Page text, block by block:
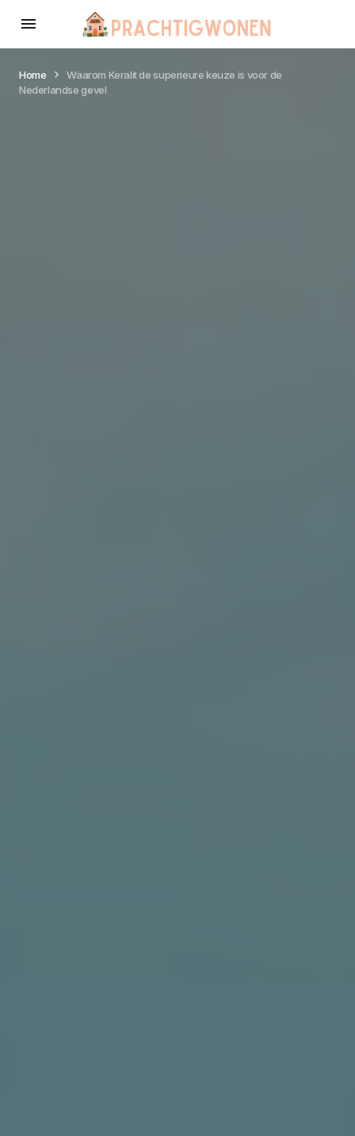
Home
Waarom Keralit de superieure keuze is voor de
Nederlandse gevel